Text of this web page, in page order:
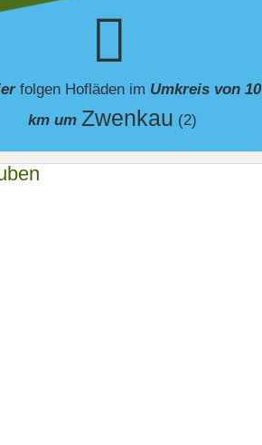
folgen Hofläden im Umkreis von 10
km um Zwenkau (2)